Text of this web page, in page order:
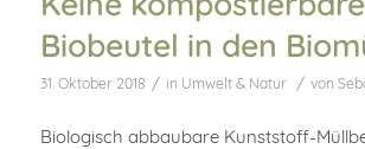
Biobeutel in den
31. Oktober 2018 / in Umwelt & Natur / von
Biologisch abbaubare Kunststoff-